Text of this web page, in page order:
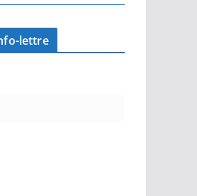
lettre